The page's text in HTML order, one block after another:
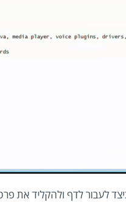
כיצד לעבור לדף ולהקליד